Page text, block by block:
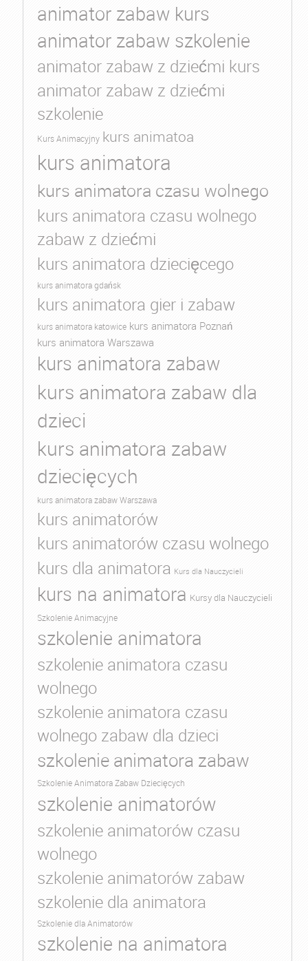
animator zabaw kurs
animator zabaw szkolenie
animator zabaw z dziećmi kurs
animator zabaw z dziećmi
szkolenie
Kurs Animacyjny kurs animatoa
kurs animatora
kurs animatora czasu wolnego
kurs animatora czasu wolnego
zabaw z dziećmi
kurs animatora dziecięcego
kurs animatora gdańsk
kurs animatora gier i zabaw
kurs animatora katowice kurs animatora Poznań
kurs animatora Warszawa
kurs animatora zabaw
kurs animatora zabaw dla
dzieci
kurs animatora zabaw
dziecięcych
kurs animatora zabaw Warszawa
kurs animatorów
kurs animatorów czasu wolnego
kurs dla animatora Kurs dla Nauczycieli
kurs na animatora Kursy dla Nauczycieli
Szkolenie Animacyjne
szkolenie animatora
szkolenie animatora czasu
wolnego
szkolenie animatora czasu
wolnego zabaw dla dzieci
szkolenie animatora zabaw
Szkolenie Animatora Zabaw Dziecięcych
szkolenie animatorów
szkolenie animatorów czasu
wolnego
szkolenie animatorów zabaw
szkolenie dla animatora
Szkolenie dla Animatorów
szkolenie na animatora